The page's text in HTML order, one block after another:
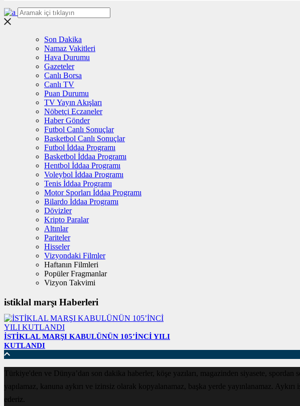
Son Dakika
Namaz Vakitleri
Hava Durumu
Gazeteler
Canlı Borsa
Canlı TV
Puan Durumu
TV Yayın Akışları
Nöbetçi Eczaneler
Haber Gönder
Futbol Canlı Sonuçlar
Basketbol Canlı Sonuçlar
Futbol İddaa Programı
Basketbol İddaa Programı
Hentbol İddaa Programı
Voleybol İddaa Programı
Tenis İddaa Programı
Motor Sporları İddaa Programı
Bilardo İddaa Programı
Dövizler
Kripto Paralar
Altınlar
Pariteler
Hisseler
Vizyondaki Filmler
Haftanın Filmleri
Popüler Fragmanlar
Vizyon Takvimi
istiklal marşı Haberleri
İSTİKLAL MARŞI KABULÜNÜN 105’İNCİ YILI
KUTLANDI
Türkiye'den ve Dünya’dan son dakika haberler, köşe yazıları, magazinden siyasete,
yapılamaz, kanuna aykırı ve izinsiz olarak kopyalanamaz, başka yerde yayınlanamaz.
ederiz.